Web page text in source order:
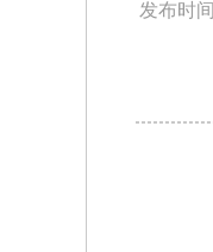
发布时间